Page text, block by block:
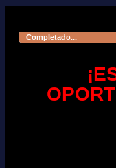
Completado...